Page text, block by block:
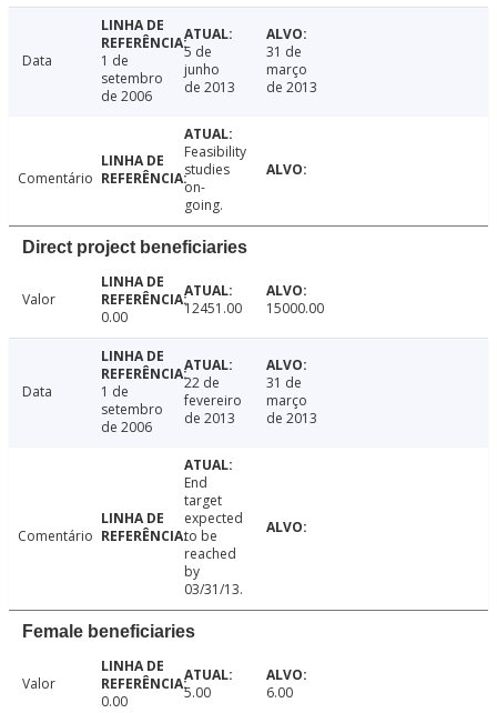
Data
1 de
setembro
de 2006
5 de
junho
de 2013
31 de
março
de 2013
Comentário
Feasibility
studies
on-
going.
Direct project beneficiaries
Valor
0.00
12451.00 15000.00
Data
1 de
setembro
de 2006
22 de
fevereiro
de 2013
31 de
março
de 2013
Comentário
End
target
expected
to be
reached
by
03/31/13.
Female beneficiaries
Valor
0.00
5.00 6.00